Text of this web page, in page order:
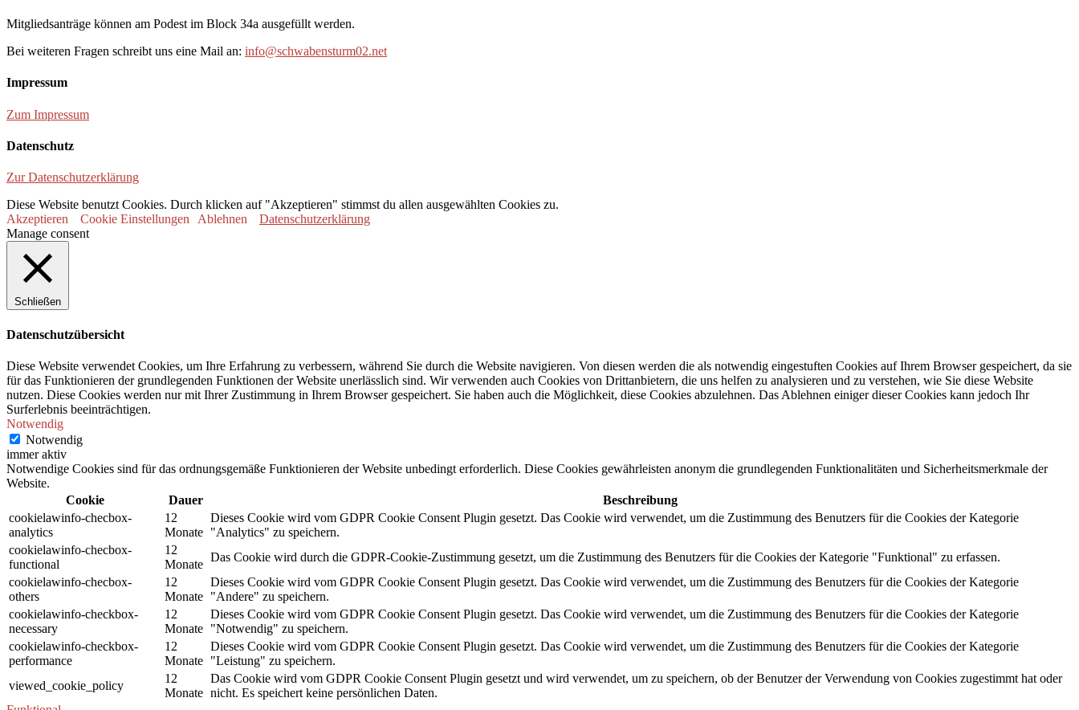
Mitgliedsanträge können am Podest im Block 34a ausgefüllt werden.
Bei weiteren Fragen schreibt uns eine Mail an: info@schwabensturm02.net
Impressum
Zum Impressum
Datenschutz
Zur Datenschutzerklärung
Diese Website benutzt Cookies. Durch klicken auf "Akzeptieren" stimmst du allen ausgewählten Cookies zu.
Akzeptieren
Cookie Einstellungen Ablehnen
Datenschutzerklärung
Manage consent
Schließen
Datenschutzübersicht
Diese Website verwendet Cookies, um Ihre Erfahrung zu verbessern, während Sie durch die Website navigieren. Von diesen werden die als notwendig eingestuften Cookies auf Ihrem Browser gespeichert, da sie
für das Funktionieren der grundlegenden Funktionen der Website unerlässlich sind. Wir verwenden auch Cookies von Drittanbietern, die uns helfen zu analysieren und zu verstehen, wie Sie diese Website
nutzen. Diese Cookies werden nur mit Ihrer Zustimmung in Ihrem Browser gespeichert. Sie haben auch die Möglichkeit, diese Cookies abzulehnen. Das Ablehnen einiger dieser Cookies kann jedoch Ihr
Surferlebnis beeinträchtigen.
Notwendig
Notwendig
immer aktiv
Notwendige Cookies sind für das ordnungsgemäße Funktionieren der Website unbedingt erforderlich. Diese Cookies gewährleisten anonym die grundlegenden Funktionalitäten und Sicherheitsmerkmale der
Website.
Cookie
Dauer
Beschreibung
cookielawinfo-checbox-
analytics
12
Monate
Dieses Cookie wird vom GDPR Cookie Consent Plugin gesetzt. Das Cookie wird verwendet, um die Zustimmung des Benutzers für die Cookies der Kategorie
"Analytics" zu speichern.
cookielawinfo-checbox-
functional
12
Monate
Das Cookie wird durch die GDPR-Cookie-Zustimmung gesetzt, um die Zustimmung des Benutzers für die Cookies der Kategorie "Funktional" zu erfassen.
cookielawinfo-checbox-
others
12
Monate
Dieses Cookie wird vom GDPR Cookie Consent Plugin gesetzt. Das Cookie wird verwendet, um die Zustimmung des Benutzers für die Cookies der Kategorie
"Andere" zu speichern.
cookielawinfo-checkbox-
necessary
12
Monate
Dieses Cookie wird vom GDPR Cookie Consent Plugin gesetzt. Das Cookie wird verwendet, um die Zustimmung des Benutzers für die Cookies der Kategorie
"Notwendig" zu speichern.
cookielawinfo-checkbox-
performance
12
Monate
Dieses Cookie wird vom GDPR Cookie Consent Plugin gesetzt. Das Cookie wird verwendet, um die Zustimmung des Benutzers für die Cookies der Kategorie
"Leistung" zu speichern.
viewed_cookie_policy
12
Monate
Das Cookie wird vom GDPR Cookie Consent Plugin gesetzt und wird verwendet, um zu speichern, ob der Benutzer der Verwendung von Cookies zugestimmt hat oder
nicht. Es speichert keine persönlichen Daten.